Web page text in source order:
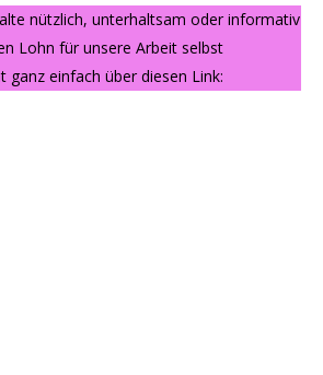
nützlich, unterhaltsam oder informativ
Lohn für unsere Arbeit selbst
ganz einfach über diesen Link: